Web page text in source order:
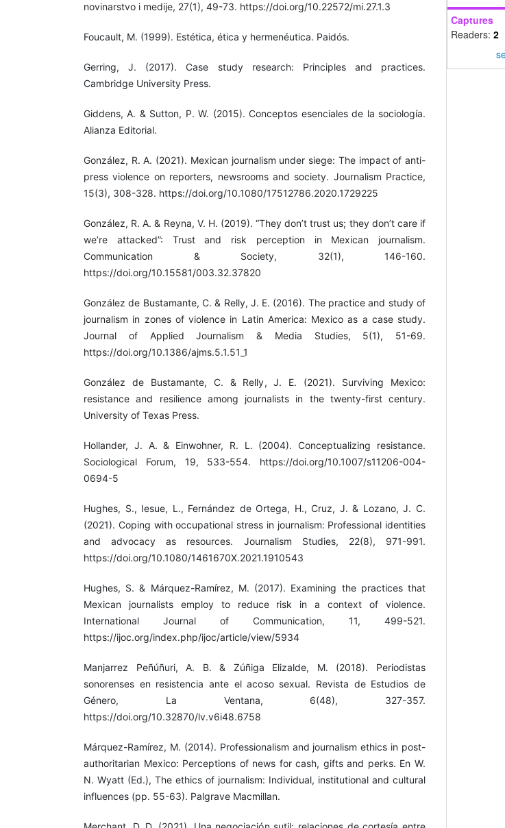
novinarstvo i medije, 27(1), 49-73. https://doi.org/10.22572/mi.27.1.3
Foucault, M. (1999). Estética, ética y hermenéutica. Paidós.
Gerring, J. (2017). Case study research: Principles and practices.
Cambridge University Press.
Giddens, A. & Sutton, P. W. (2015). Conceptos esenciales de la sociología.
Alianza Editorial.
González, R. A. (2021). Mexican journalism under siege: The impact of anti-
press violence on reporters, newsrooms and society. Journalism Practice,
15(3), 308-328. https://doi.org/10.1080/17512786.2020.1729225
González, R. A. & Reyna, V. H. (2019). “They don’t trust us; they don’t care if
we’re attacked”: Trust and risk perception in Mexican journalism.
Communication & Society, 32(1), 146-160.
https://doi.org/10.15581/003.32.37820
González de Bustamante, C. & Relly, J. E. (2016). The practice and study of
journalism in zones of violence in Latin America: Mexico as a case study.
Journal of Applied Journalism & Media Studies, 5(1), 51-69.
https://doi.org/10.1386/ajms.5.1.51_1
González de Bustamante, C. & Relly, J. E. (2021). Surviving Mexico:
resistance and resilience among journalists in the twenty-first century.
University of Texas Press.
Hollander, J. A. & Einwohner, R. L. (2004). Conceptualizing resistance.
Sociological Forum, 19, 533-554. https://doi.org/10.1007/s11206-004-
0694-5
Hughes, S., Iesue, L., Fernández de Ortega, H., Cruz, J. & Lozano, J. C.
(2021). Coping with occupational stress in journalism: Professional identities
and advocacy as resources. Journalism Studies, 22(8), 971-991.
https://doi.org/10.1080/1461670X.2021.1910543
Hughes, S. & Márquez-Ramírez, M. (2017). Examining the practices that
Mexican journalists employ to reduce risk in a context of violence.
International Journal of Communication, 11, 499-521.
https://ijoc.org/index.php/ijoc/article/view/5934
Manjarrez Peñúñuri, A. B. & Zúñiga Elizalde, M. (2018). Periodistas
sonorenses en resistencia ante el acoso sexual. Revista de Estudios de
Género, La Ventana, 6(48), 327-357.
https://doi.org/10.32870/lv.v6i48.6758
Márquez-Ramírez, M. (2014). Professionalism and journalism ethics in post-
authoritarian Mexico: Perceptions of news for cash, gifts and perks. En W.
N. Wyatt (Ed.), The ethics of journalism: Individual, institutional and cultural
influences (pp. 55-63). Palgrave Macmillan.
Captures
Readers: 2